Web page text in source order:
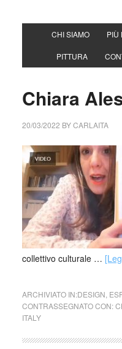
CHI SIAMO PIÙ
PITTURA
Chiara
20/03/2022 BYCARLAITA
collettivo culturale …
ARCHIVIATO IN:DESIGN
CONTRASSEGNATO CON:
ITALY